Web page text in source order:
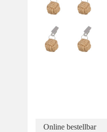
Online bestellbar